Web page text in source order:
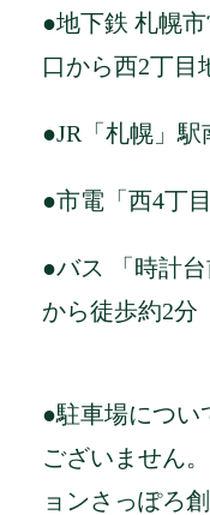
●地下鉄 札幌
口から西2丁
●JR「札幌」
●市電「西4丁
●バス 「時計
から徒歩約2分
●駐車場につい
ございません
ョンさっぽろ